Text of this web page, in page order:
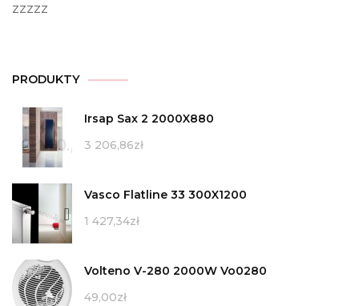
zzzzz
PRODUKTY
Irsap Sax 2 2000X880
3 206,86zł
Vasco Flatline 33 300X1200
1 427,34zł
Volteno V-280 2000W Vo0280
49,00zł